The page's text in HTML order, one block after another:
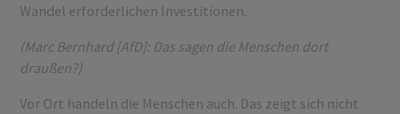
Wandel erforderlichen Investitionen.
(Marc Bernhard [AfD]: Das sagen die Menschen dort
draußen?)
Vor Ort handeln die Menschen auch. Das zeigt sich nicht